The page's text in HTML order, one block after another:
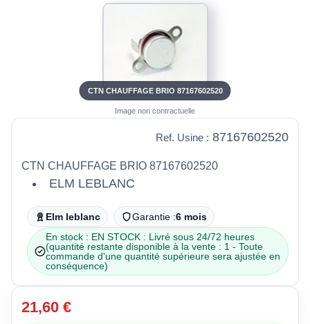
CTN CHAUFFAGE BRIO 87167602520
Image non contractuelle
Ref. Usine : 87167602520
CTN CHAUFFAGE BRIO 87167602520
ELM LEBLANC
Elm leblanc Garantie :6 mois
En stock : EN STOCK : Livré sous 24/72 heures
(quantité restante disponible à la vente : 1 - Toute
commande d'une quantité supérieure sera ajustée en
conséquence)
21,60 €